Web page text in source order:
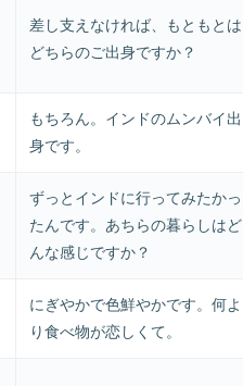
差し支えなければ、もともとは
どちらのご出身ですか？
もちろん。インドのムンバイ出
身です。
ずっとインドに行ってみたかっ
たんです。あちらの暮らしはど
んな感じですか？
にぎやかで色鮮やかです。何よ
り食べ物が恋しくて。